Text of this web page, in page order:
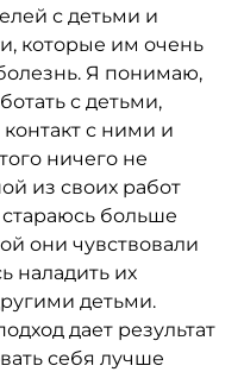
с детьми и
которые им очень
Я понимаю,
с детьми,
с ними и
ничего не
из своих работ
больше
они чувствовали
наладить их
детьми.
дает результат
себя лучше